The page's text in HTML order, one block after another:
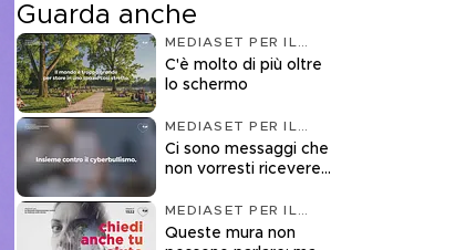
Guarda anche
MEDIASET PER IL
FUTURO
C'è molto di più oltre
lo schermo
MEDIASET PER IL
FUTURO
Ci sono messaggi che
non vorresti ricevere
MEDIASET PER IL
FUTURO
Queste mura non